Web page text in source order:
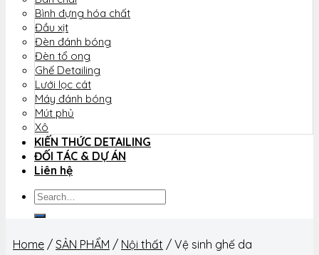
Bình đựng hóa chất
Đầu xịt
Đèn đánh bóng
Đèn tổ ong
Ghế Detailing
Lưới lọc cát
Máy đánh bóng
Mút phủ
Xô
KIẾN THỨC DETAILING
ĐỐI TÁC & DỰ ÁN
Liên hệ
Search
Home / SẢN PHẨM / Nội thất / Vệ sinh ghế da